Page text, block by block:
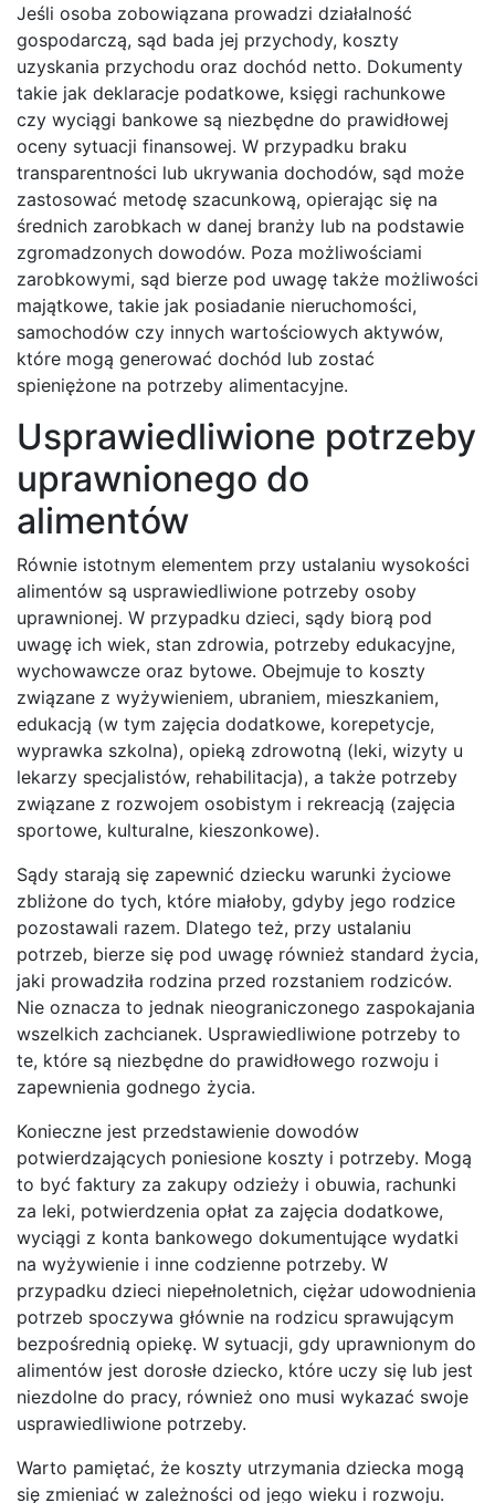
Jeśli osoba zobowiązana prowadzi działalność
gospodarczą, sąd bada jej przychody, koszty
uzyskania przychodu oraz dochód netto. Dokumenty
takie jak deklaracje podatkowe, księgi rachunkowe
czy wyciągi bankowe są niezbędne do prawidłowej
oceny sytuacji finansowej. W przypadku braku
transparentności lub ukrywania dochodów, sąd może
zastosować metodę szacunkową, opierając się na
średnich zarobkach w danej branży lub na podstawie
zgromadzonych dowodów. Poza możliwościami
zarobkowymi, sąd bierze pod uwagę także możliwości
majątkowe, takie jak posiadanie nieruchomości,
samochodów czy innych wartościowych aktywów,
które mogą generować dochód lub zostać
spieniężone na potrzeby alimentacyjne.
Usprawiedliwione potrzeby
uprawnionego do
alimentów
Równie istotnym elementem przy ustalaniu wysokości
alimentów są usprawiedliwione potrzeby osoby
uprawnionej. W przypadku dzieci, sądy biorą pod
uwagę ich wiek, stan zdrowia, potrzeby edukacyjne,
wychowawcze oraz bytowe. Obejmuje to koszty
związane z wyżywieniem, ubraniem, mieszkaniem,
edukacją (w tym zajęcia dodatkowe, korepetycje,
wyprawka szkolna), opieką zdrowotną (leki, wizyty u
lekarzy specjalistów, rehabilitacja), a także potrzeby
związane z rozwojem osobistym i rekreacją (zajęcia
sportowe, kulturalne, kieszonkowe).
Sądy starają się zapewnić dziecku warunki życiowe
zbliżone do tych, które miałoby, gdyby jego rodzice
pozostawali razem. Dlatego też, przy ustalaniu
potrzeb, bierze się pod uwagę również standard życia,
jaki prowadziła rodzina przed rozstaniem rodziców.
Nie oznacza to jednak nieograniczonego zaspokajania
wszelkich zachcianek. Usprawiedliwione potrzeby to
te, które są niezbędne do prawidłowego rozwoju i
zapewnienia godnego życia.
Konieczne jest przedstawienie dowodów
potwierdzających poniesione koszty i potrzeby. Mogą
to być faktury za zakupy odzieży i obuwia, rachunki
za leki, potwierdzenia opłat za zajęcia dodatkowe,
wyciągi z konta bankowego dokumentujące wydatki
na wyżywienie i inne codzienne potrzeby. W
przypadku dzieci niepełnoletnich, ciężar udowodnienia
potrzeb spoczywa głównie na rodzicu sprawującym
bezpośrednią opiekę. W sytuacji, gdy uprawnionym do
alimentów jest dorosłe dziecko, które uczy się lub jest
niezdolne do pracy, również ono musi wykazać swoje
usprawiedliwione potrzeby.
Warto pamiętać, że koszty utrzymania dziecka mogą
się zmieniać w zależności od jego wieku i rozwoju.